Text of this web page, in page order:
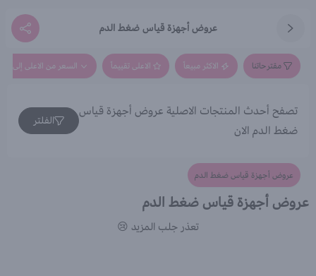
عروض أجهزة قياس ضغط الدم
مقترحاتنا الاكثر مبيعاً الاعلى تقييماً السعر من الاعلى إلى
تصفح أحدث المنتجات الاصلية عروض أجهزة قياس
ضغط الدم الان
الفلتر
عروض أجهزة قياس ضغط الدم
عروض أجهزة قياس ضغط الدم
تعذر جلب المزيد 😢